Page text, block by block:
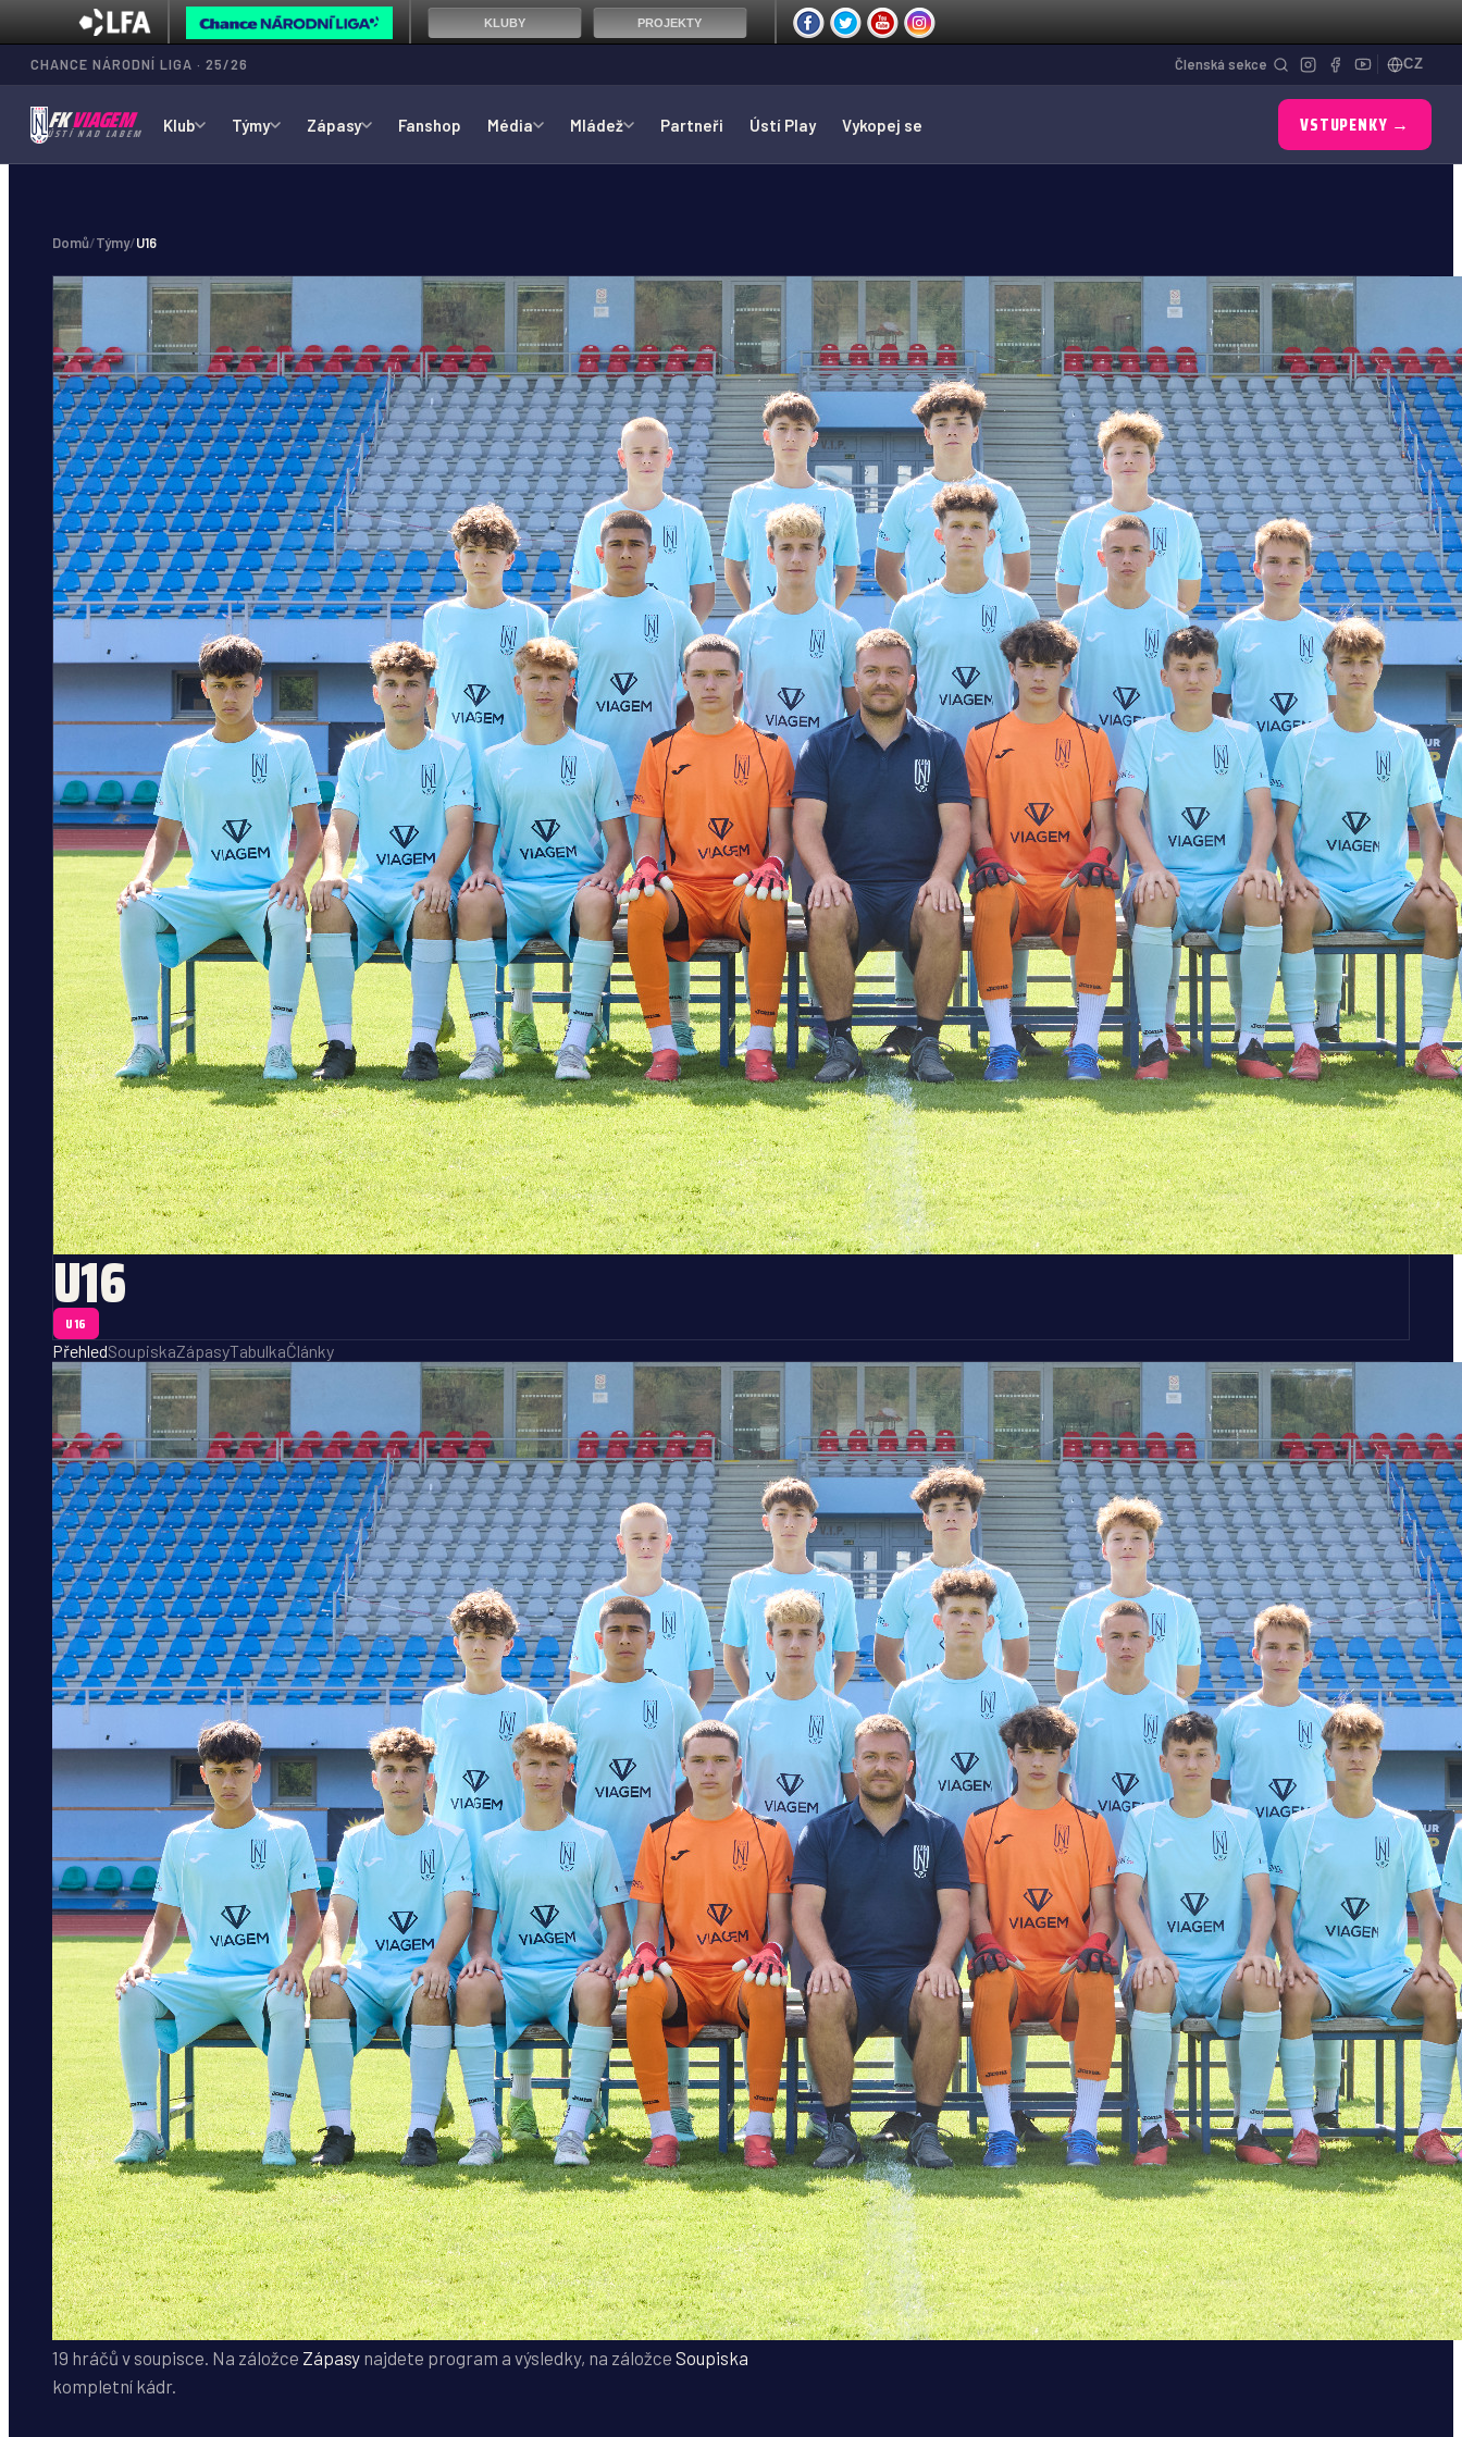
CHANCE NÁRODNÍ LIGA · 25/26 Členská sekce CZ
FKVIAGEM
ÚSTÍ NAD LABEM Klub Týmy Zápasy Fanshop Média Mládež Partneři Ústí Play Vykopej se VSTUPENKY →
Domů/Týmy/U16
U16
U16
PřehledSoupiskaZápasyTabulkaČlánky
19 hráčů v soupisce. Na záložce Zápasy najdete program a výsledky, na záložce Soupiska
kompletní kádr.
KLUBY PROJEKTY